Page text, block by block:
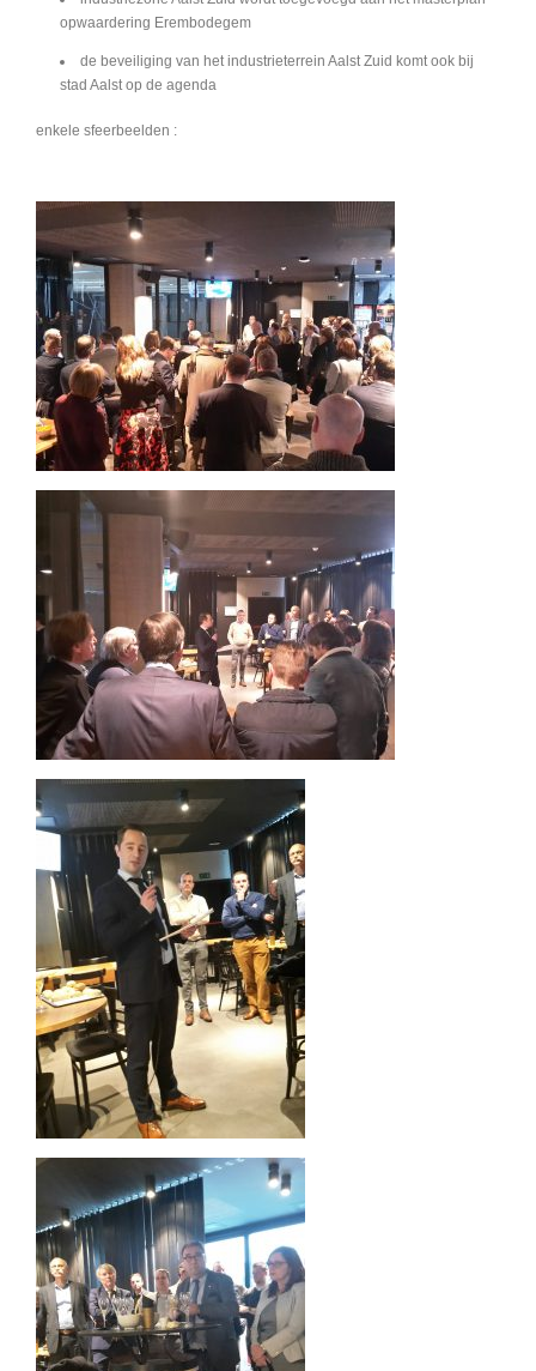
opwaardering Erembodegem
de beveiliging van het industrieterrein Aalst Zuid komt ook bij
stad Aalst op de agenda
enkele sfeerbeelden :